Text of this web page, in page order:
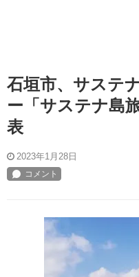
石垣市、サステ
ー「サステナ島
表
2023年1月28日